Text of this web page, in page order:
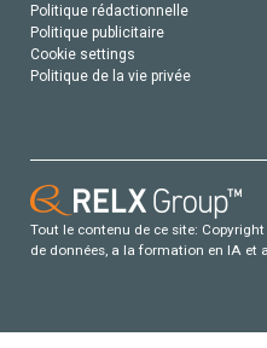
Politique rédactionnelle
Politique publicitaire
Cookie settings
Politique de la vie privée
Tout le contenu de ce site:
de données, a la formation en IA et